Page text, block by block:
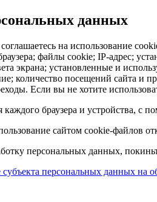
данных
на использование
файлы cookie; IP-адрес;
экрана; установленные и
количество посещений сайта и
Если вы не хотите
браузера и устройства, с
сайтом cookie-файлов
персональных данных,
персональных данных на